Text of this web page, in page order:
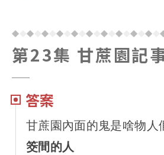
第23集 甘蔗園記
答案
甘蔗園內面的鬼是啥物人
筊間的人